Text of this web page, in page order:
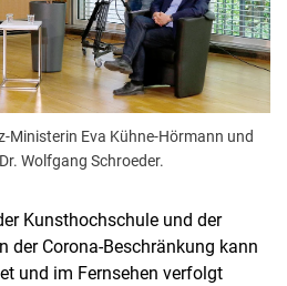
Ministerin Eva Kühne-Hörmann und
Wolfgang Schroeder.
Kunsthochschule und der
der Corona-Beschränkung kann
und im Fernsehen verfolgt